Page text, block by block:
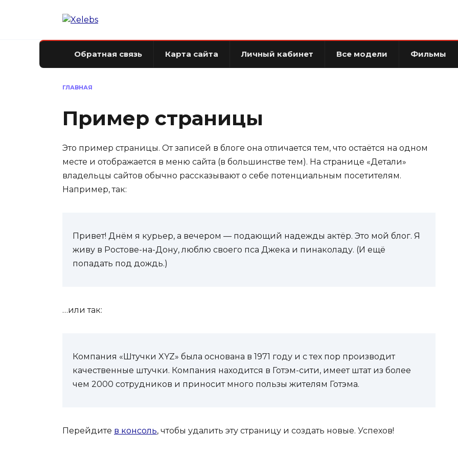
Обратная связь Карта сайта Личный кабинет Все модели Фильмы
ГЛАВНАЯ
Пример страницы
Это пример страницы. От записей в блоге она отличается тем, что остаётся на одном
месте и отображается в меню сайта (в большинстве тем). На странице «Детали»
владельцы сайтов обычно рассказывают о себе потенциальным посетителям.
Например, так:
Привет! Днём я курьер, а вечером — подающий надежды актёр. Это мой блог. Я
живу в Ростове-на-Дону, люблю своего пса Джека и пинаколаду. (И ещё
попадать под дождь.)
…или так:
Компания «Штучки XYZ» была основана в 1971 году и с тех пор производит
качественные штучки. Компания находится в Готэм-сити, имеет штат из более
чем 2000 сотрудников и приносит много пользы жителям Готэма.
Перейдите в консоль, чтобы удалить эту страницу и создать новые. Успехов!